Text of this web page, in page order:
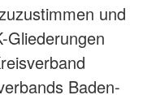
und
Gliederungen
Baden-